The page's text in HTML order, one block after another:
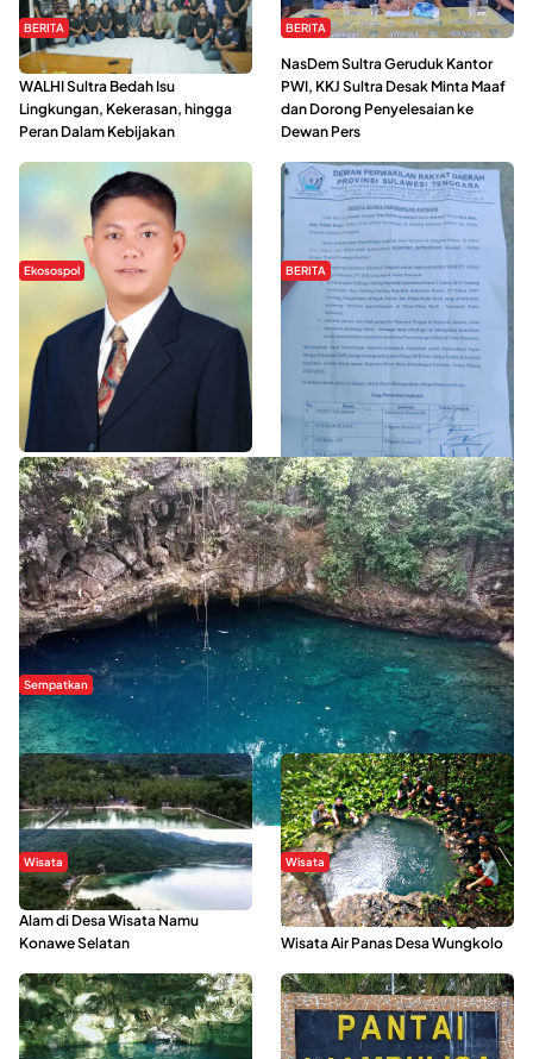
BERITA
Refleksi Gerakan Perempuan,
WALHI Sultra Bedah Isu
Lingkungan, Kekerasan, hingga
Peran Dalam Kebijakan
BERITA
NasDem Sultra Geruduk Kantor
PWI, KKJ Sultra Desak Minta Maaf
dan Dorong Penyelesaian ke
Dewan Pers
Ekosospol
Slogan Pemberdayaan Lokal
Dinilai Hanya Pemanis, Tokoh
Pemuda Wilalang Kritik Dominasi
Orang Luar
BERITA
Hipmawani Bersama DPRD Sultra
Sepakati RDP Perihal IUP
Pertambangan di Pulau Wawonii
WISATA SULTRA >>
Sempatkan
Danau Rebi-Rebi, Pesona Alam Tersembunyi di Morowali
Wisata
Menikmati Suasana Keindahan
Alam di Desa Wisata Namu
Konawe Selatan
Wisata
Sering Menjadi Tempat Refreshing
Mahasiswa KKN, Yuk Kunjungi
Wisata Air Panas Desa Wungkolo